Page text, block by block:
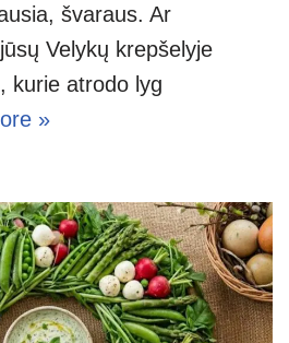
švaraus. Ar
Velykų krepšelyje
kurie atrodo lyg
»